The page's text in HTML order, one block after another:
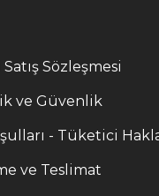
Sözleşmesi
ve Güvenlik
- Tüketici
ve Teslimat